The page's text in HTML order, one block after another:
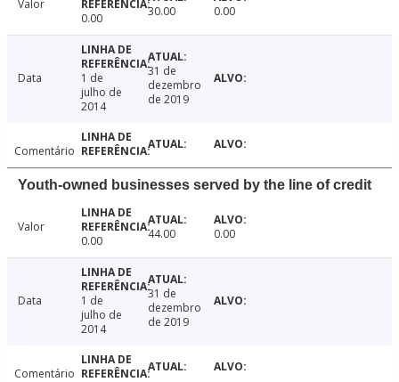
Valor
0.00
30.00 0.00
Data
1 de
julho de
2014
31 de
dezembro
de 2019
Comentário
Youth-owned businesses served by the line of credit
Valor
0.00
44.00 0.00
Data
1 de
julho de
2014
31 de
dezembro
de 2019
Comentário